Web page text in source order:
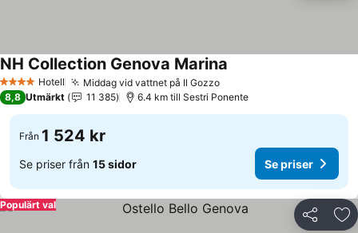
4 StjärnorHotell Middag vid vattnet på Il Gozzo
NH Collection Genova Marina
8,8 Utmärkt 11 385 6.4 km till Sestri Ponente
Från 1 524 kr
Se priser från 15 sidor Se priser
Dela
Populärt val